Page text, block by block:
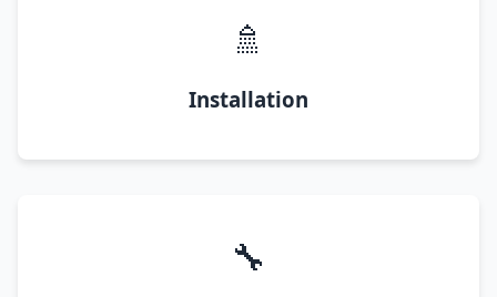
🚿
Installation
🔧